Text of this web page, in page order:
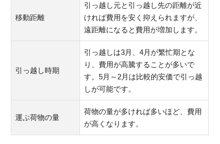
移動距離
引っ越し元と引っ越し先の距離が近
ければ費用を安く抑えられますが、
遠距離になると費用が増加します。
引っ越し時期
引っ越しは3月、4月が繁忙期とな
り、費用が高騰することが多いで
す。5月～2月は比較的安価で引っ越
しが可能です。
運ぶ荷物の量
荷物の量が多ければ多いほど、費用
が高くなります。